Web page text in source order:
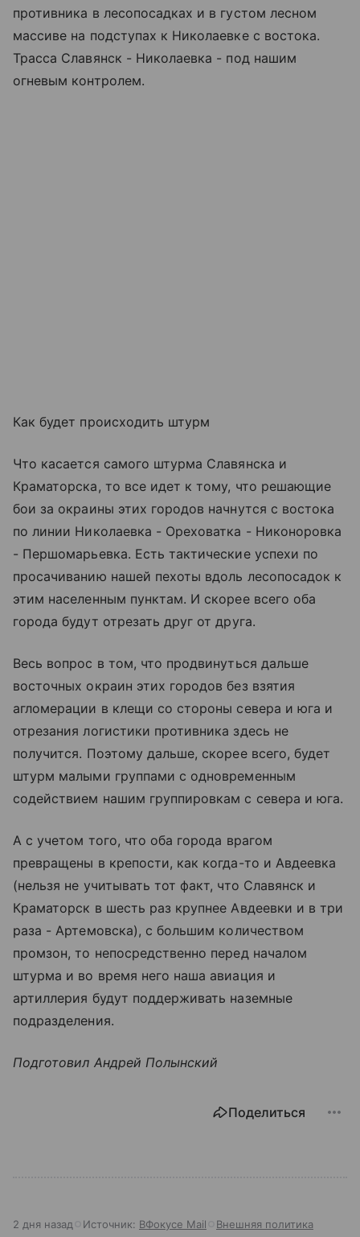
противника в лесопосадках и в густом лесном
массиве на подступах к Николаевке с востока.
Трасса Славянск - Николаевка - под нашим
огневым контролем.
Как будет происходить штурм
Что касается самого штурма Славянска и
Краматорска, то все идет к тому, что решающие
бои за окраины этих городов начнутся с востока
по линии Николаевка - Ореховатка - Никоноровка
- Першомарьевка. Есть тактические успехи по
просачиванию нашей пехоты вдоль лесопосадок к
этим населенным пунктам. И скорее всего оба
города будут отрезать друг от друга.
Весь вопрос в том, что продвинуться дальше
восточных окраин этих городов без взятия
агломерации в клещи со стороны севера и юга и
отрезания логистики противника здесь не
получится. Поэтому дальше, скорее всего, будет
штурм малыми группами с одновременным
содействием нашим группировкам с севера и юга.
А с учетом того, что оба города врагом
превращены в крепости, как когда-то и Авдеевка
(нельзя не учитывать тот факт, что Славянск и
Краматорск в шесть раз крупнее Авдеевки и в три
раза - Артемовска), с большим количеством
промзон, то непосредственно перед началом
штурма и во время него наша авиация и
артиллерия будут поддерживать наземные
подразделения.
Подготовил Андрей Полынский
Поделиться
2 дня назад Источник: ВФокусе Mail Внешняя политика